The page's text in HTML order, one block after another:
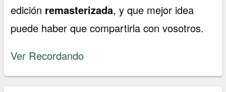
edición remasterizada, y que mejor idea
puede haber que compartirla con vosotros.
Ver Recordando